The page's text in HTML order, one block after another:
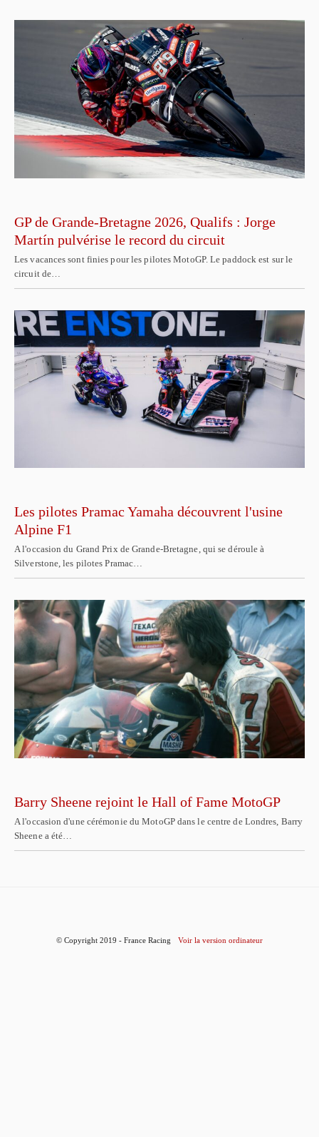
GP de Grande-Bretagne 2026, Qualifs : Jorge
Martín pulvérise le record du circuit
Les vacances sont finies pour les pilotes MotoGP. Le paddock est sur le
circuit de…
Les pilotes Pramac Yamaha découvrent l'usine
Alpine F1
A l'occasion du Grand Prix de Grande-Bretagne, qui se déroule à
Silverstone, les pilotes Pramac…
Barry Sheene rejoint le Hall of Fame MotoGP
A l'occasion d'une cérémonie du MotoGP dans le centre de Londres, Barry
Sheene a été…
© Copyright 2019 - France Racing Voir la version ordinateur